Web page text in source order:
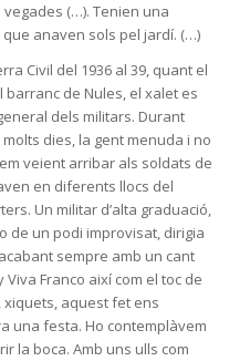
(…). Tenien una
anaven sols pel jardí. (…)
Civil del 1936 al 39, quant el
de Nules, el xalet es
dels militars. Durant
dies, la gent menuda i no
veient arribar als soldats de
en diferents llocs del
Un militar d’alta graduació,
de un podi improvisat, dirigia
sempre amb un cant
Viva Franco així com el toc de
aquest fet ens
una festa. Ho contemplàvem
la boca. Amb uns ulls com